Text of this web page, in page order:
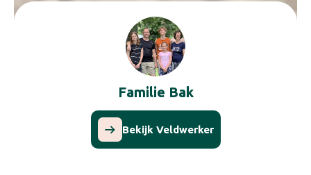
Familie Bak
Bekijk Veldwerker